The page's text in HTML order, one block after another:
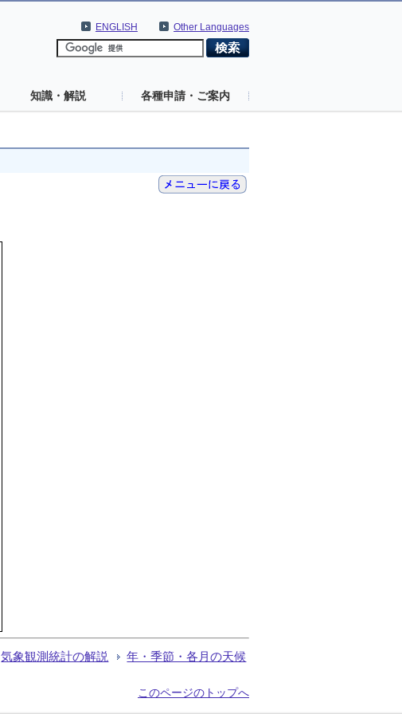
Other Languages
ENGLISH
知識・解説 各種申請・ご案内
気象観測統計の解説 年・季節・各月の天候
このページのトップへ